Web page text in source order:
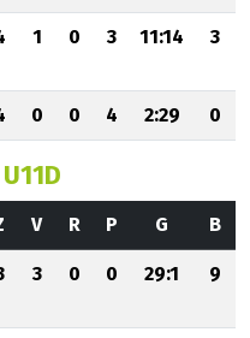
1 0 3 11:14 3
0 0 4 2:29 0
V R P G B
3 0 0 29:1 9